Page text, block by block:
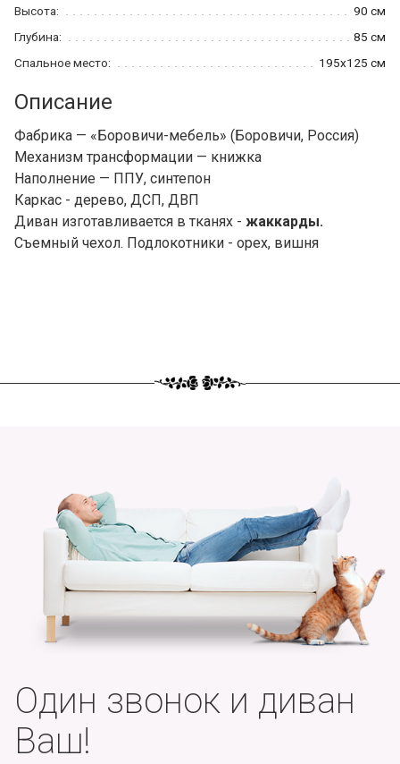
Высота:
90 см
Глубина:
85 см
Спальное место:
195x125 см
Описание
Фабрика — «Боровичи-мебель» (Боровичи, Россия)
Механизм трансформации — книжка
Наполнение — ППУ, синтепон
Каркас - дерево, ДСП, ДВП
Диван изготавливается в тканях - жаккарды.
Съемный чехол. Подлокотники - орех, вишня
Один звонок и диван
Ваш!